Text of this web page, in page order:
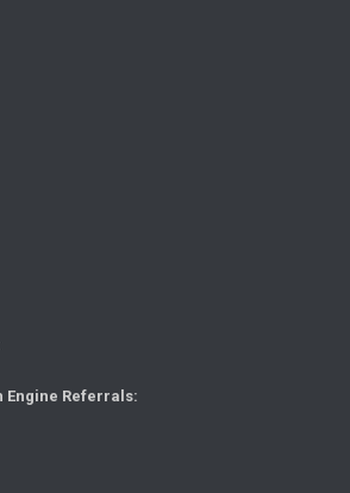
Engine Referrals: